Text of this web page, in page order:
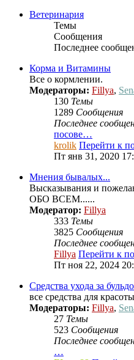
Ветеринария
Темы
Сообщения
Последнее
Корма и Витамины
Все о кормлении.
Модераторы: Fillya,
130 Темы
1289 Сообщения
Последнее
посове…
krolik Перейти к
Пт янв 31, 2020
Мнения бывалых...
Высказывания и
ОБО ВСЕМ......
Модератор: Fillya
333 Темы
3825 Сообщения
Последнее
Fillya Перейти к
Пт ноя 22, 2024
Средства ухода за
все средства для
Модераторы: Fillya,
27 Темы
523 Сообщения
Последнее
…